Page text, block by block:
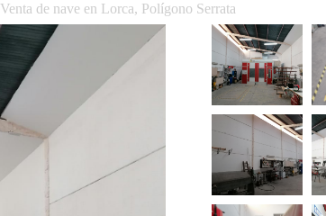
Venta de nave en Lorca, Polígono Serrata